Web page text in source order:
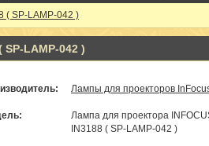
( SP-LAMP-042 )
LAMP-042 )
Лампы для проекторов
Лампа для проектора
IN3188 ( SP-LAMP-042 )